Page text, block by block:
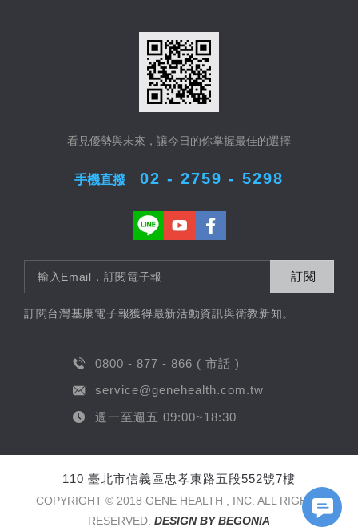
FB Messageer
0800 - 877 - 866 ( 市話 )
service@genehealth.com.tw
週一至週五 09:00~18:30
看見優勢與未來，讓今日的你掌握最佳的選擇
手機直撥 02 - 2759 - 5298
訂閱
訂閱台灣基康電子報獲得最新活動資訊與衛教新知。
110 臺北市信義區忠孝東路五段552號7樓
COPYRIGHT © 2018 GENE HEALTH , INC. ALL RIGHTS
RESERVED. DESIGN BY BEGONIA